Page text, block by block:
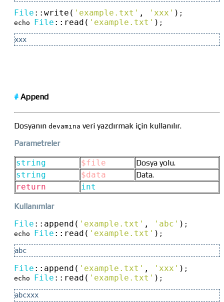
File :: write( 'example.txt' , 'xxx' ) ;
echo
File :: read( 'example.txt' ) ;
xxx
# Append
Dosyanın devamına veri yazdırmak için kullanılır.
Parametreler
string $file
Dosya yolu.
string
$data
Data.
return
int
Kullanımlar
File :: append( 'example.txt' , 'abc' ) ;
echo File :: read( 'example.txt' ) ;
abc
File :: append( 'example.txt' , 'xxx' ) ;
echo File :: read( 'example.txt' ) ;
abcxxx